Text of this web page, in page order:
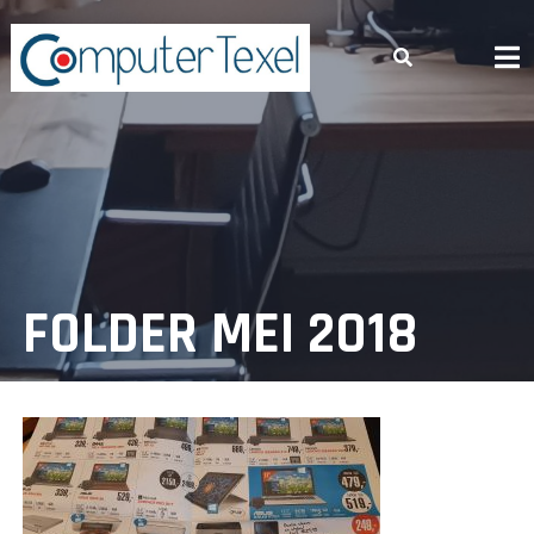
Skip
content
FOLDER MEI 2018